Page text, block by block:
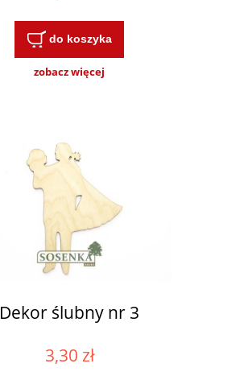
do koszyka
zobacz więcej
Dekor ślubny nr 3
3,30 zł